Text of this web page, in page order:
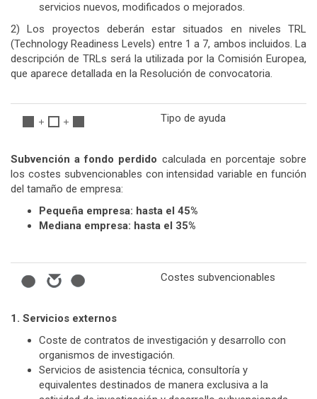
servicios nuevos, modificados o mejorados.
2) Los proyectos deberán estar situados en niveles TRL
(Technology Readiness Levels) entre 1 a 7, ambos incluidos. La
descripción de TRLs será la utilizada por la Comisión Europea,
que aparece detallada en la Resolución de convocatoria.
Tipo de ayuda
Subvención a fondo perdido calculada en porcentaje sobre
los costes subvencionables con intensidad variable en función
del tamaño de empresa:
Pequeña empresa: hasta el 45%
Mediana empresa: hasta el 35%
Costes subvencionables
1. Servicios externos
Coste de contratos de investigación y desarrollo con
organismos de investigación.
Servicios de asistencia técnica, consultoría y
equivalentes destinados de manera exclusiva a la